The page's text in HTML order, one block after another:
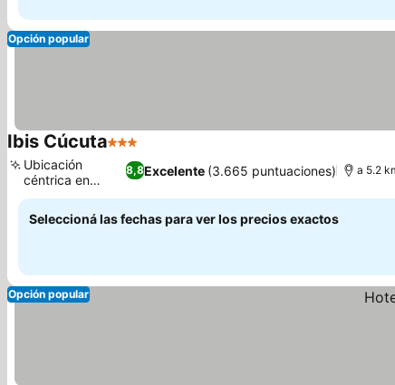
Opción popular
Ibis Cúcuta3 Estrellas
8,8Excelente (3.665 puntuaciones)
Ubicación
céntrica en
Cúcuta
a 5.2
Seleccioná las fechas para ver los precios exactos
Opción popular